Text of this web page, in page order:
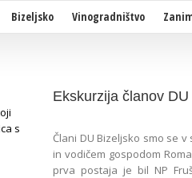
Bizeljsko Vinogradništvo
Ekskurzija članov
Člani DU Bizeljsko smo se
in vodičem gospodom
prva postaja je bil NP
s